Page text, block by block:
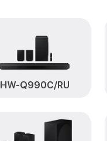
HW-Q990C/RU